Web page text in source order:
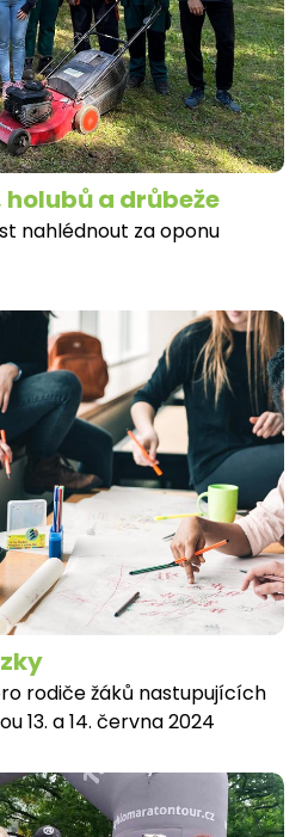
a drůbeže
nahlédnout za oponu
rodiče žáků nastupujících
13. a 14. června 2024